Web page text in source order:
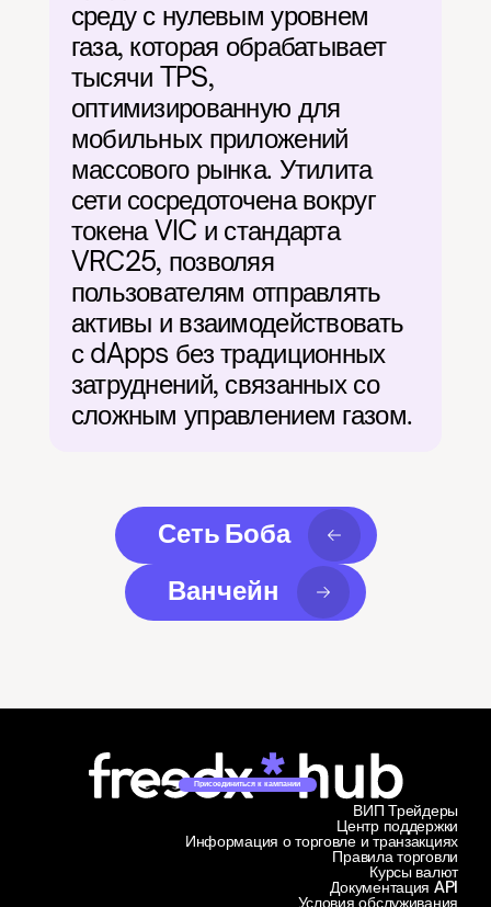
среду с нулевым уровнем
газа, которая обрабатывает
тысячи TPS,
оптимизированную для
мобильных приложений
массового рынка. Утилита
сети сосредоточена вокруг
токена VIC и стандарта
VRC25, позволяя
пользователям отправлять
активы и взаимодействовать
с dApps без традиционных
затруднений, связанных со
сложным управлением газом.
Сеть Боба
Ванчейн
Присоединиться к кампании
Центр поддержки
Информация о торговле и транзакциях
ВИП Трейдеры
Правила торговли
Курсы валют
Документация API
Условия обслуживания